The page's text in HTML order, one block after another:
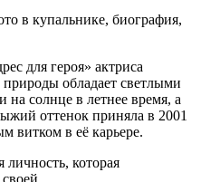
для героя» актриса
обладает светлыми
солнце в летнее время, а
оттенок приняла в 2001
витком в её карьере.
которая